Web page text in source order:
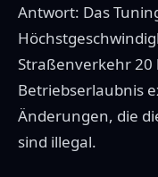
Antwort: Das
Straßenverkehr
Betriebserlaubnis
Änderungen, die
sind illegal.